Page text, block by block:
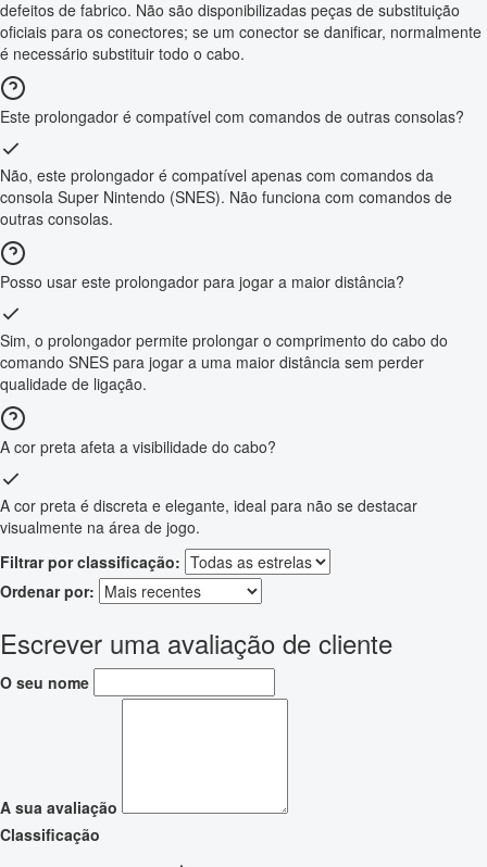
defeitos de fabrico. Não são disponibilizadas peças de substituição
oficiais para os conectores; se um conector se danificar, normalmente
é necessário substituir todo o cabo.
Este prolongador é compatível com comandos de outras consolas?
Não, este prolongador é compatível apenas com comandos da
consola Super Nintendo (SNES). Não funciona com comandos de
outras consolas.
Posso usar este prolongador para jogar a maior distância?
Sim, o prolongador permite prolongar o comprimento do cabo do
comando SNES para jogar a uma maior distância sem perder
qualidade de ligação.
A cor preta afeta a visibilidade do cabo?
A cor preta é discreta e elegante, ideal para não se destacar
visualmente na área de jogo.
Filtrar por classificação:
Ordenar por:
Escrever uma avaliação de cliente
O seu nome
A sua avaliação
Classificação